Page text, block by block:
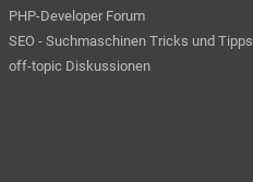
PHP-Developer Forum
SEO - Suchmaschinen Tricks und Tipps
off-topic Diskussionen